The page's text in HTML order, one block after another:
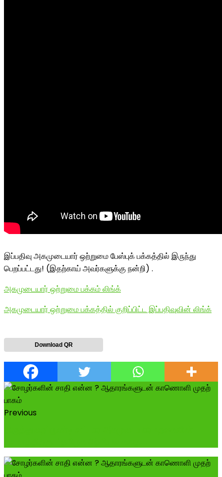
இப்பதிவு அகமுடையார் ஒற்றுமை பேஸ்புக் பக்கத்தில் இருந்து
பெறப்பட்டது! (இதற்காய் அவர்களுக்கு நன்றி) .
அகமுடையார் ஒற்றுமை பக்கம் லிங்க்
அகமுடையார் ஒற்றுமை பக்கத்தில் குறிப்பிட்ட இப்பதிவுவின் லிங்க்
Download QR
Previous